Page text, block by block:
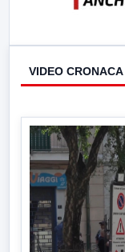
VIDEO CRONACA